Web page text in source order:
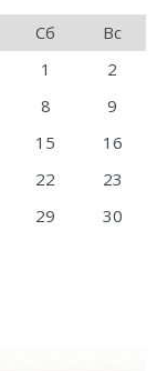
Сб
Вс
1
2
8
9
15
16
22
23
29
30